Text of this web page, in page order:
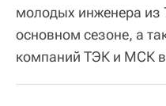
молодых инженера
основном сезоне, а
компаний ТЭК и МСК в